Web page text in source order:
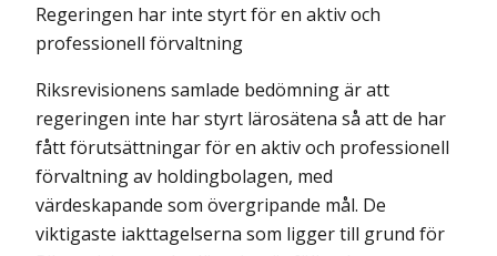
Regeringen har inte styrt för en aktiv och
professionell förvaltning
Riksrevisionens samlade bedömning är att
regeringen inte har styrt lärosätena så att de har
fått förutsättningar för en aktiv och professionell
förvaltning av holdingbolagen, med
värdeskapande som övergripande mål. De
viktigaste iakttagelserna som ligger till grund för